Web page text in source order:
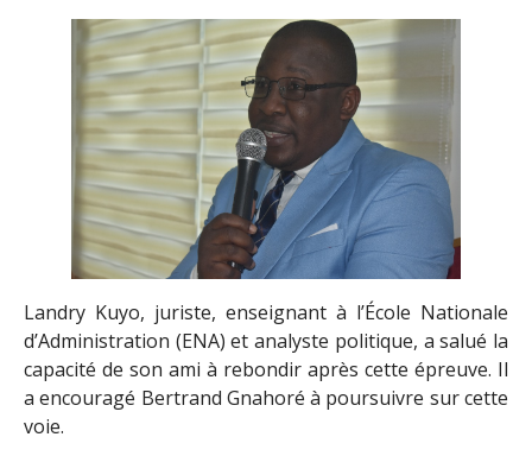
Landry Kuyo, juriste, enseignant à l’École Nationale
d’Administration (ENA) et analyste politique, a salué la
capacité de son ami à rebondir après cette épreuve. Il
a encouragé Bertrand Gnahoré à poursuivre sur cette
voie.